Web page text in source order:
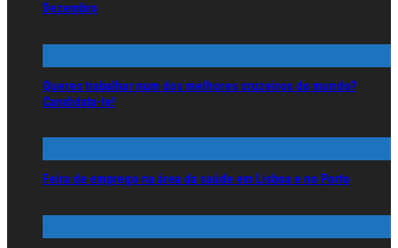
Dezembro
Queres trabalhar num dos melhores cruzeiros do mundo?
Candidata-te!
Feira de emprego na área da saúde em Lisboa e no Porto